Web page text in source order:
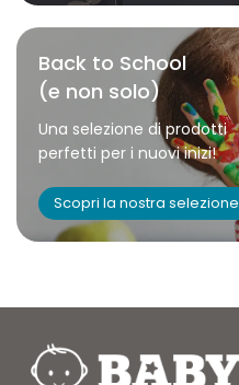
Back to School
(e non solo)
Una selezione di prodotti
perfetti per i nuovi inizi!
Scopri la nostra selezione